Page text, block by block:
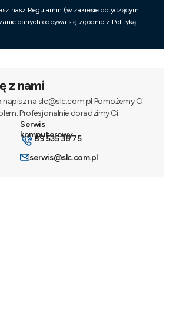
nasz Regulamin (w zakresie dotyczącym
danych odbywa się zgodnie z Polityką
z nami
na slc@slc.com.pl Pomożemy Ci
Profesjonalnie doradzimy Ci.
89 535 38 75
serwis@slc.com.pl